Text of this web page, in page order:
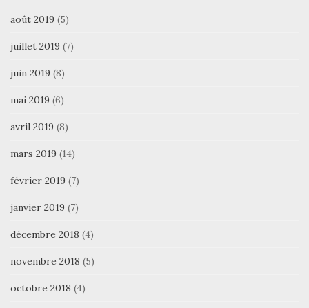
août 2019 (5)
juillet 2019 (7)
juin 2019 (8)
mai 2019 (6)
avril 2019 (8)
mars 2019 (14)
février 2019 (7)
janvier 2019 (7)
décembre 2018 (4)
novembre 2018 (5)
octobre 2018 (4)